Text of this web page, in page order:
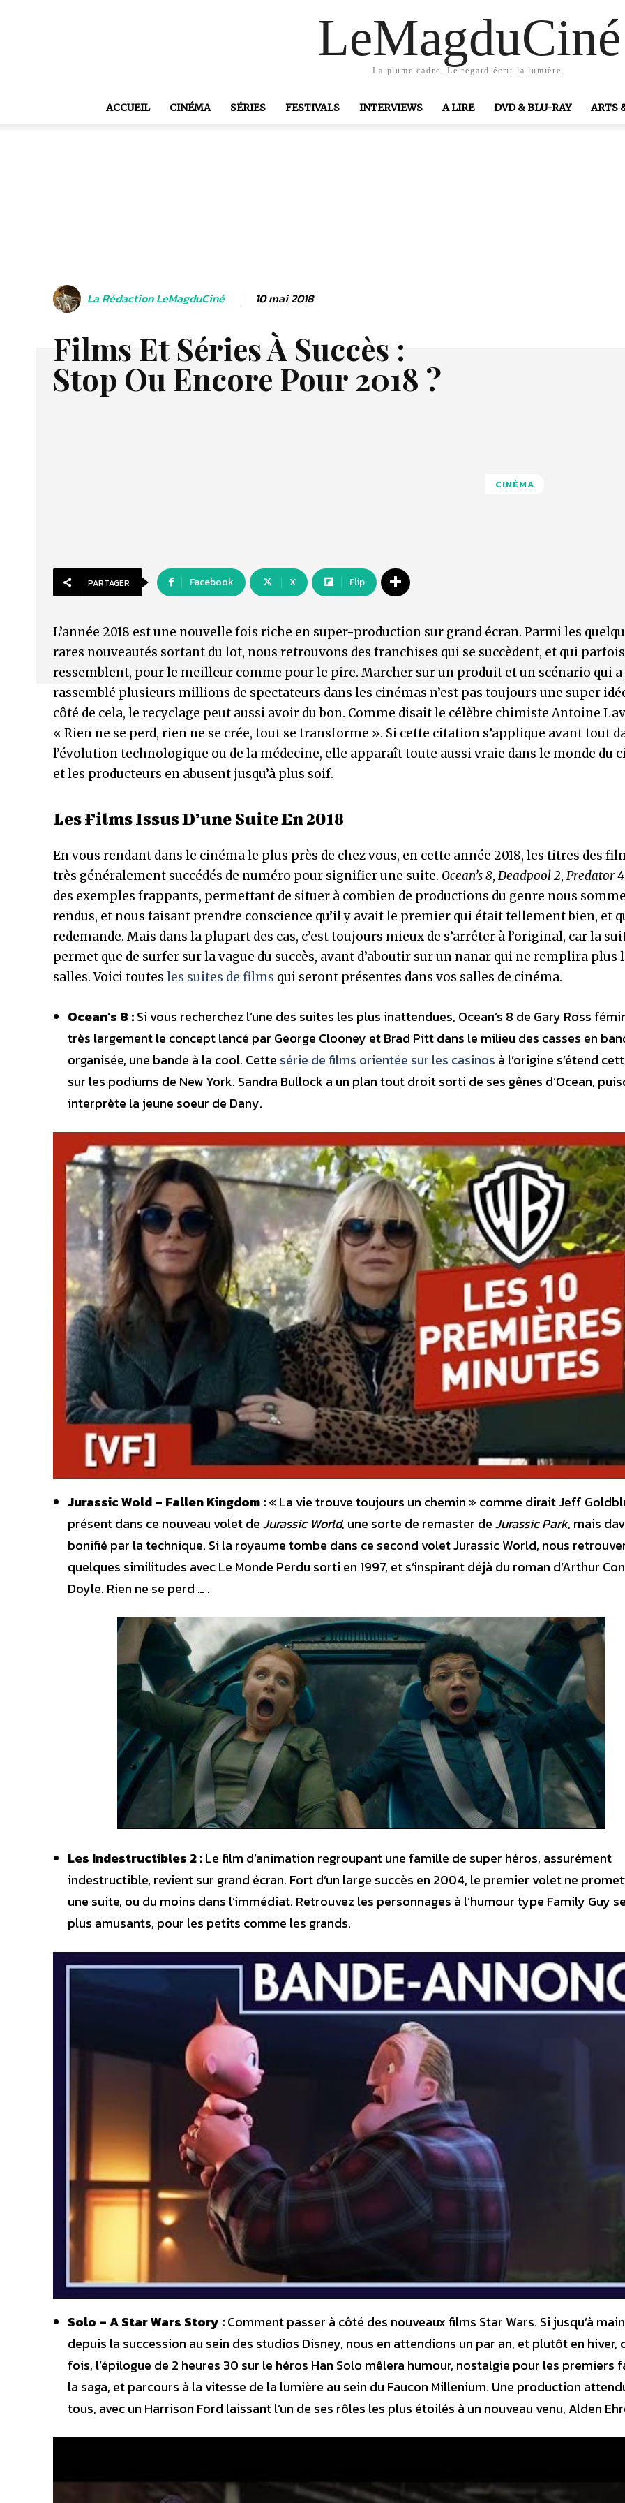
LeMagduCiné
La plume cadre. Le regard écrit la lumière.
ACCUEIL CINÉMA SÉRIES FESTIVALS INTERVIEWS A LIRE DVD & BLU-RAY ARTS
La Rédaction LeMagduCiné 10 mai 2018
Films Et Séries À Succès :
Stop Ou Encore Pour 2018 ?
CINÉMA
PARTAGER Facebook X Flip
L’année 2018 est une nouvelle fois riche en super-production sur grand écran. Parmi les
rares nouveautés sortant du lot, nous retrouvons des franchises qui se succèdent, et qui
ressemblent, pour le meilleur comme pour le pire. Marcher sur un produit et un scénario qui a
rassemblé plusieurs millions de spectateurs dans les cinémas n’est pas toujours une super
côté de cela, le recyclage peut aussi avoir du bon. Comme disait le célèbre chimiste Antoine
« Rien ne se perd, rien ne se crée, tout se transforme ». Si cette citation s’applique avant tout
l’évolution technologique ou de la médecine, elle apparaît toute aussi vraie dans le monde du
et les producteurs en abusent jusqu’à plus soif.
Les Films Issus D’une Suite En 2018
En vous rendant dans le cinéma le plus près de chez vous, en cette année 2018, les titres des
très généralement succédés de numéro pour signifier une suite. Ocean’s 8, Deadpool 2, Predator 4
des exemples frappants, permettant de situer à combien de productions du genre nous
rendus, et nous faisant prendre conscience qu’il y avait le premier qui était tellement bien, et
redemande. Mais dans la plupart des cas, c’est toujours mieux de s’arrêter à l’original, car la
permet que de surfer sur la vague du succès, avant d’aboutir sur un nanar qui ne remplira plus
salles. Voici toutes les suites de films qui seront présentes dans vos salles de cinéma.
Ocean’s 8 :Si vous recherchez l’une des suites les plus inattendues, Ocean’s 8 de Gary Ross
très largement le concept lancé par George Clooney et Brad Pitt dans le milieu des casses en
organisée, une bande à la cool. Cette série de films orientée sur les casinos à l’origine s’étend
sur les podiums de New York. Sandra Bullock a un plan tout droit sorti de ses gênes d’Ocean,
interprète la jeune soeur de Dany.
Jurassic Wold – Fallen Kingdom :« La vie trouve toujours un chemin » comme dirait Jeff
présent dans ce nouveau volet deJurassic World, une sorte de remaster deJurassic Park, mais
bonifié par la technique. Si la royaume tombe dans ce second volet Jurassic World, nous
quelques similitudes avec Le Monde Perdu sorti en 1997, et s’inspirant déjà du roman d’Arthur
Doyle. Rien ne se perd … .
Les Indestructibles 2 :Le film d’animation regroupant une famille de super héros, assurément
indestructible, revient sur grand écran. Fort d’un large succès en 2004, le premier volet ne
une suite, ou du moins dans l’immédiat. Retrouvez les personnages à l’humour type Family Guy
plus amusants, pour les petits comme les grands.
Solo – A Star Wars Story :Comment passer à côté des nouveaux films Star Wars. Si jusqu’à
depuis la succession au sein des studios Disney, nous en attendions un par an, et plutôt en hiver,
fois, l’épilogue de 2 heures 30 sur le héros Han Solo mêlera humour, nostalgie pour les premiers
la saga, et parcours à la vitesse de la lumière au sein du Faucon Millenium. Une production
tous, avec un Harrison Ford laissant l’un de ses rôles les plus étoilés à un nouveau venu, Alden